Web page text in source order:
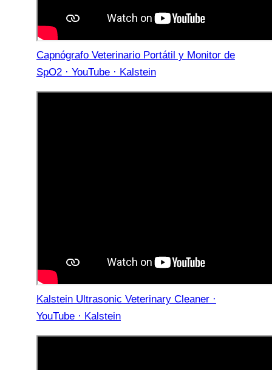
Capnógrafo Veterinario Portátil y Monitor de
SpO2 · YouTube · Kalstein
Kalstein Ultrasonic Veterinary Cleaner ·
YouTube · Kalstein